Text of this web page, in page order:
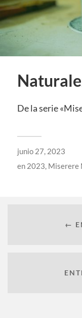
De la serie
junio 27, 2023
en 2023, Miserere
←